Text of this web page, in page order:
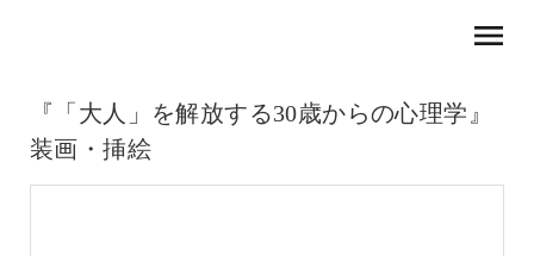
menu
『「大人」を解放する30歳からの心理学』
装画・挿絵